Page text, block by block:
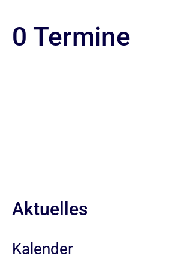
0 Termine
Aktuelles
Kalender